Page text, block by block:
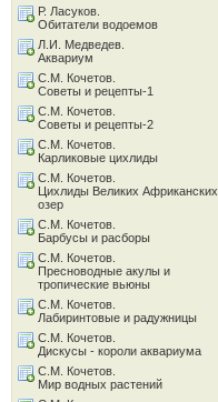
Р. Ласуков.
Обитатели водоемов
Л.И. Медведев.
Аквариум
С.М. Кочетов.
Советы и рецепты-1
С.М. Кочетов.
Советы и рецепты-2
С.М. Кочетов.
Карликовые цихлиды
С.М. Кочетов.
Цихлиды Великих Африканских
озер
С.М. Кочетов.
Барбусы и расборы
С.М. Кочетов.
Пресноводные акулы и
тропические вьюны
С.М. Кочетов.
Лабиринтовые и радужницы
С.М. Кочетов.
Дискусы - короли аквариума
С.М. Кочетов.
Мир водных растений